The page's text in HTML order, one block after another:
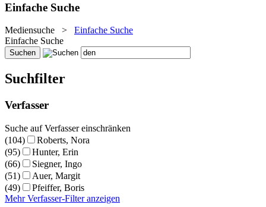
Einfache Suche
Mediensuche > Einfache Suche
Einfache Suche
Suchfilter
Verfasser
Suche auf Verfasser einschränken
(104)
Roberts, Nora
(95)
Hunter, Erin
(66)
Siegner, Ingo
(51)
Auer, Margit
(49)
Pfeiffer, Boris
Mehr Verfasser-Filter anzeigen